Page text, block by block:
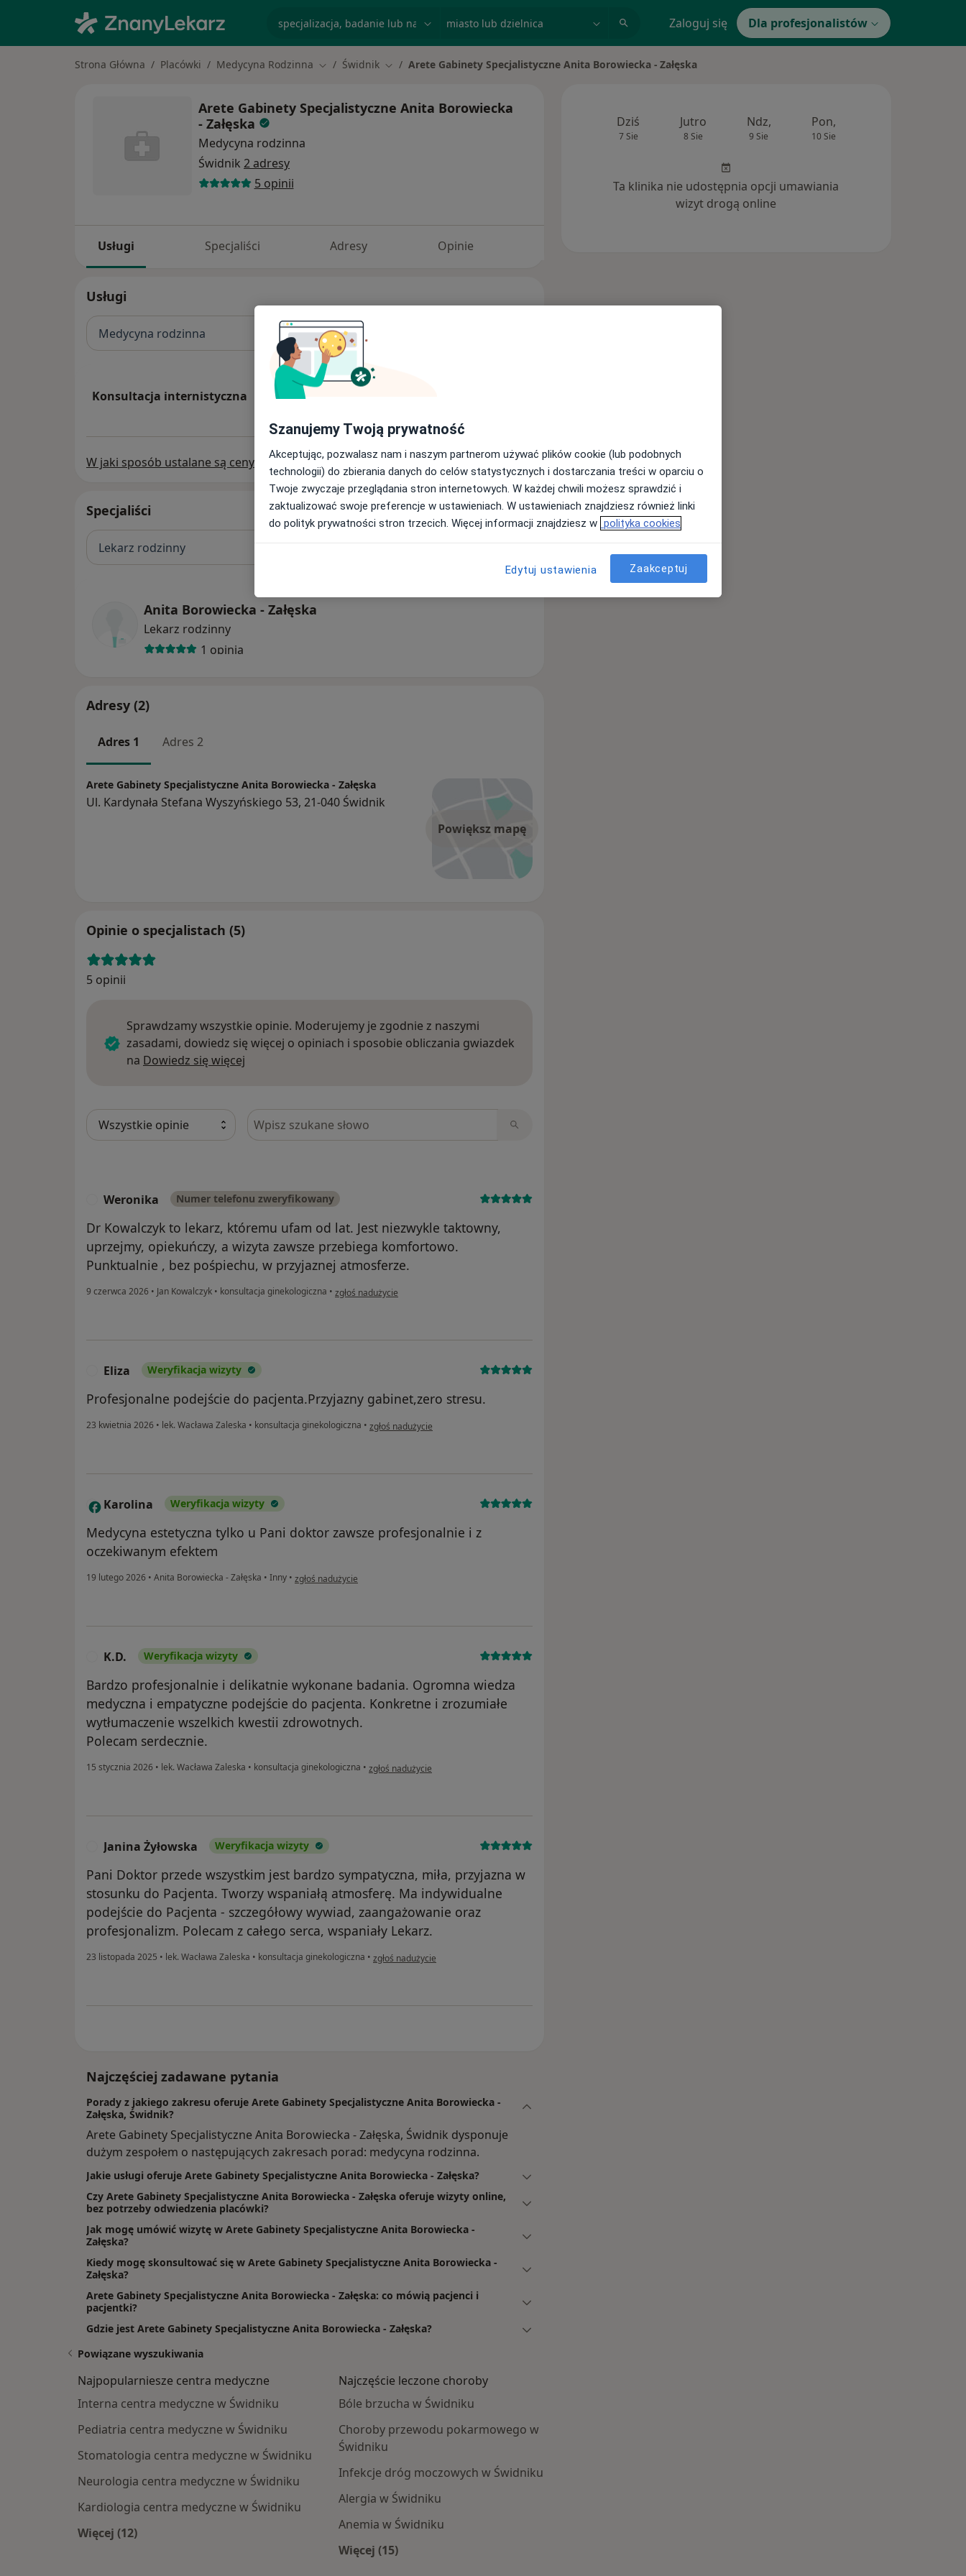
Zaloguj się Dla profesjonalistów
Strona Główna Placówki Medycyna Rodzinna Zmień miasto
Świdnik Zmień miasto
Arete Gabinety Specjalistyczne Anita Borowiecka - Załęska
Arete Gabinety Specjalistyczne Anita Borowiecka
- Załęska
Medycyna rodzinna
Świdnik 2 adresy
5 opinii
Usługi Specjaliści Adresy Opinie
Usługi
Medycyna rodzinna
Konsultacja internistyczna
W jaki sposób ustalane są ceny?
Specjaliści
Lekarz rodzinny
Anita Borowiecka - Załęska
Lekarz rodzinny
1 opinia
Adresy (2)
Adres 1 Adres 2
Powiększ mapę
Arete Gabinety Specjalistyczne Anita Borowiecka - Załęska
Ul. Kardynała Stefana Wyszyńskiego 53, 21-040 Świdnik
Opinie o specjalistach (5)
5 opinii
Sprawdzamy wszystkie opinie. Moderujemy je zgodnie z naszymi
zasadami, dowiedz się więcej o opiniach i sposobie obliczania gwiazdek
na Dowiedz się więcej
Szukaj w opiniach
Weronika Numer telefonu zweryfikowany
Dr Kowalczyk to lekarz, któremu ufam od lat. Jest niezwykle taktowny,
uprzejmy, opiekuńczy, a wizyta zawsze przebiega komfortowo.
Punktualnie , bez pośpiechu, w przyjaznej atmosferze.
9 czerwca 2026 • Jan Kowalczyk • konsultacja ginekologiczna • w opinii użytkownika Weronika
zgłoś nadużycie
Eliza Weryfikacja wizyty
Profesjonalne podejście do pacjenta.Przyjazny gabinet,zero stresu.
23 kwietnia 2026 • lek. Wacława Zaleska • konsultacja ginekologiczna • w opinii użytkownika Eliza
zgłoś nadużycie
K Karolina Weryfikacja wizyty
Medycyna estetyczna tylko u Pani doktor zawsze profesjonalnie i z
oczekiwanym efektem
19 lutego 2026 • Anita Borowiecka - Załęska • Inny • w opinii użytkownika Karolina
zgłoś nadużycie
K.D. Weryfikacja wizyty
Bardzo profesjonalnie i delikatnie wykonane badania. Ogromna wiedza
medyczna i empatyczne podejście do pacjenta. Konkretne i zrozumiałe
wytłumaczenie wszelkich kwestii zdrowotnych.
Polecam serdecznie.
15 stycznia 2026 • lek. Wacława Zaleska • konsultacja ginekologiczna • w opinii użytkownika K.D.
zgłoś nadużycie
Janina Żyłowska Weryfikacja wizyty
Pani Doktor przede wszystkim jest bardzo sympatyczna, miła, przyjazna w
stosunku do Pacjenta. Tworzy wspaniałą atmosferę. Ma indywidualne
podejście do Pacjenta - szczegółowy wywiad, zaangażowanie oraz
profesjonalizm. Polecam z całego serca, wspaniały Lekarz.
23 listopada 2025 • lek. Wacława Zaleska • konsultacja ginekologiczna • w opinii użytkownika Janina Żyłowska
zgłoś nadużycie
Najczęściej zadawane pytania
Porady z jakiego zakresu oferuje Arete Gabinety Specjalistyczne Anita Borowiecka -
Załęska, Świdnik?
Arete Gabinety Specjalistyczne Anita Borowiecka - Załęska, Świdnik dysponuje
dużym zespołem o następujących zakresach porad: medycyna rodzinna.
Jakie usługi oferuje Arete Gabinety Specjalistyczne Anita Borowiecka - Załęska?
Czy Arete Gabinety Specjalistyczne Anita Borowiecka - Załęska oferuje wizyty online,
bez potrzeby odwiedzenia placówki?
Jak mogę umówić wizytę w Arete Gabinety Specjalistyczne Anita Borowiecka -
Załęska?
Kiedy mogę skonsultować się w Arete Gabinety Specjalistyczne Anita Borowiecka -
Załęska?
Arete Gabinety Specjalistyczne Anita Borowiecka - Załęska: co mówią pacjenci i
pacjentki?
Gdzie jest Arete Gabinety Specjalistyczne Anita Borowiecka - Załęska?
Dziś
7 Sie
Jutro
8 Sie
Ndz,
9 Sie
Pon,
10 Sie
Ta klinika nie udostępnia opcji umawiania
wizyt drogą online
Powiązane wyszukiwania
Najpopularniesze centra medyczne
Interna centra medyczne w Świdniku
Pediatria centra medyczne w Świdniku
Stomatologia centra medyczne w Świdniku
Neurologia centra medyczne w Świdniku
Kardiologia centra medyczne w Świdniku
Więcej (12)
Więcej w kategorii: Najpopularniesze centra medyczne
Najczęście leczone choroby
Bóle brzucha w Świdniku
Choroby przewodu pokarmowego w
Świdniku
Infekcje dróg moczowych w Świdniku
Alergia w Świdniku
Anemia w Świdniku
Więcej (15)
Szanujemy Twoją prywatność
Akceptując, pozwalasz nam i naszym partnerom używać plików cookie (lub podobnych
technologii) do zbierania danych do celów statystycznych i dostarczania treści w oparciu o
Twoje zwyczaje przeglądania stron internetowych. W każdej chwili możesz sprawdzić i
zaktualizować swoje preferencje w ustawieniach. W ustawieniach znajdziesz również linki
do polityk prywatności stron trzecich. Więcej informacji znajdziesz w polityka cookies
Edytuj ustawienia Zaakceptuj